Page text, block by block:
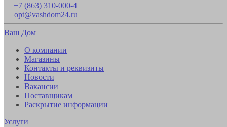
+7 (863) 310-000-4
opt@vashdom24.ru
Ваш Дом
О компании
Магазины
Контакты и реквизиты
Новости
Вакансии
Поставщикам
Раскрытие информации
Услуги